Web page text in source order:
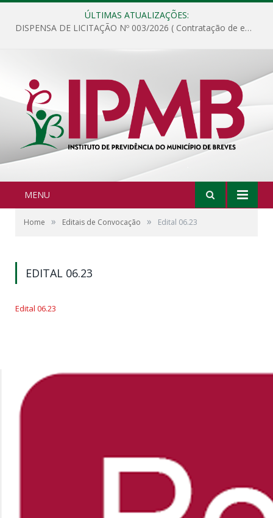
ÚLTIMAS ATUALIZAÇÕES:
DISPENSA DE LICITAÇÃO Nº 003/2026 ( Contratação de empresa para fornecimento de gêneros alimentícios não perecíveis, materiais de expediente, descartáveis, copa e cozinha, para análise e posterior publicação.)
MENU
Home » Editais de Convocação » Edital 06.23
EDITAL 06.23
Edital 06.23